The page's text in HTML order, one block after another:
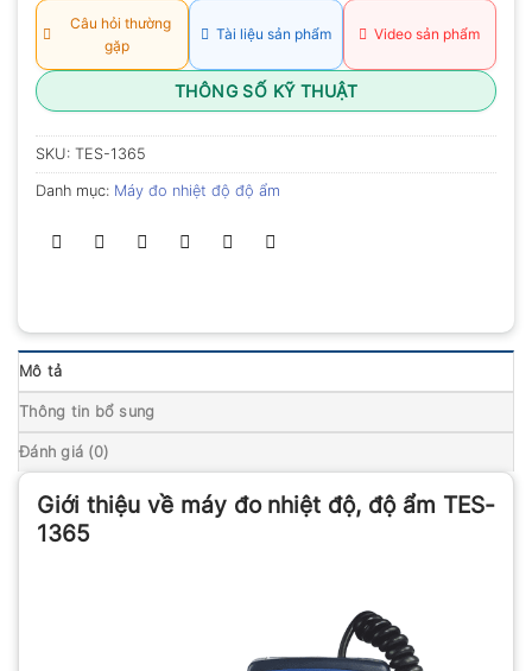
Câu hỏi thường
gặp
Tài liệu sản phẩm Video sản phẩm
THÔNG SỐ KỸ THUẬT
SKU: TES-1365
Danh mục: Máy đo nhiệt độ độ ẩm
Mô tả
Thông tin bổ sung
Đánh giá (0)
Giới thiệu về máy đo nhiệt độ, độ ẩm TES-
1365